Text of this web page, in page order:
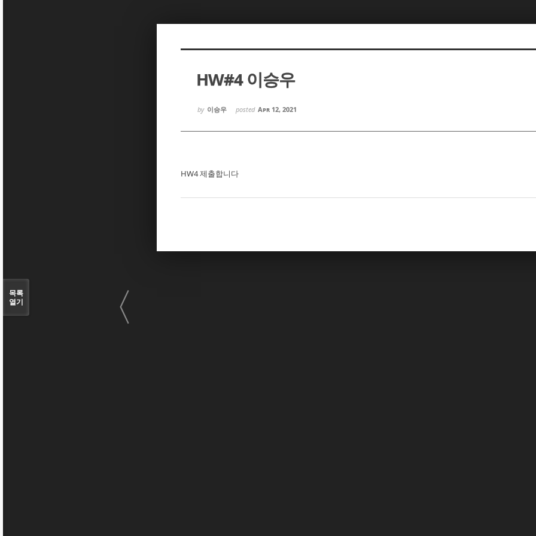
HW#4 이승우
by 이승우 posted Apr 12, 2021
HW4 제출합니다
〈
목록
열기
Sketchbook5, 스케치북5
Sketchbook5, 스케치북5
Sketchbook5, 스케치북5
Sketchbook5, 스케치북5